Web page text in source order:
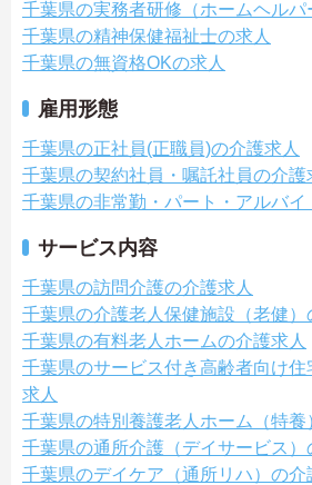
千葉県の実務者研修（ホームヘルパ
千葉県の精神保健福祉士の求人
千葉県の無資格OKの求人
雇用形態
千葉県の正社員(正職員)の介護求人
千葉県の契約社員・嘱託社員の介護
千葉県の非常勤・パート・アルバイ
サービス内容
千葉県の訪問介護の介護求人
千葉県の介護老人保健施設（老健）
千葉県の有料老人ホームの介護求人
千葉県のサービス付き高齢者向け
求人
千葉県の特別養護老人ホーム（特養
千葉県の通所介護（デイサービス）
千葉県のデイケア（通所リハ）の介